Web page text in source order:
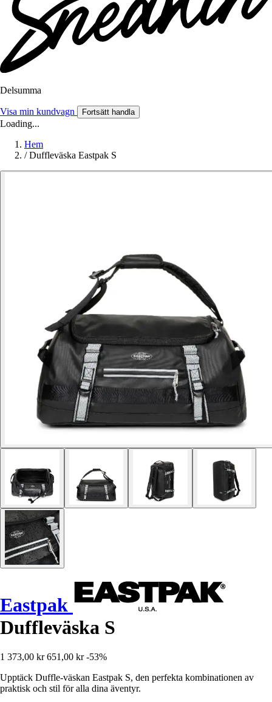
Delsumma
Visa min kundvagn Fortsätt handla
Loading...
Hem
/ Duffleväska Eastpak S
Eastpak
Duffleväska S
1 373,00 kr 651,00 kr -53%
Upptäck Duffle-väskan Eastpak S, den perfekta kombinationen av
praktisk och stil för alla dina äventyr.